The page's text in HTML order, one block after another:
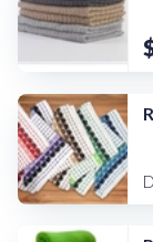
¡Quiero una
tienda así para mi
emprendimiento!